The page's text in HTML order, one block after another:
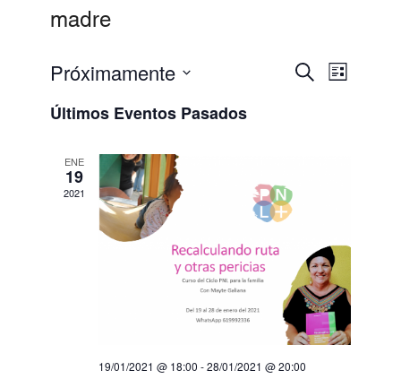
madre
Navegación
deBuscar
Lista
Próximamente
fecha.
Últimos Eventos Pasados
ENE
19
2021
19/01/2021 @ 18:00 -28/01/2021 @ 20:00